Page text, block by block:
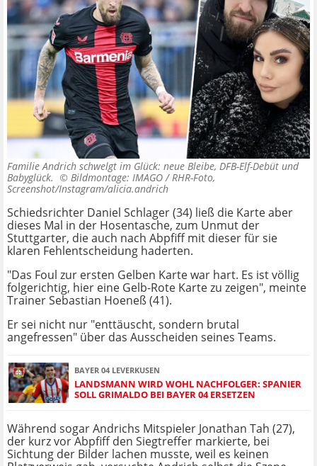
Familie Andrich schwelgt im Glück: neue Bleibe, DFB-Elf-Debüt und
Babyglück. © Bildmontage: IMAGO / RHR-Foto,
Screenshot/Instagram/alicia.andrich
Schiedsrichter Daniel Schlager (34) ließ die Karte aber
dieses Mal in der Hosentasche, zum Unmut der
Stuttgarter, die auch nach Abpfiff mit dieser für sie
klaren Fehlentscheidung haderten.
"Das Foul zur ersten Gelben Karte war hart. Es ist völlig
folgerichtig, hier eine Gelb-Rote Karte zu zeigen", meinte
Trainer Sebastian Hoeneß (41).
Er sei nicht nur "enttäuscht, sondern brutal
angefressen" über das Ausscheiden seines Teams.
BAYER 04 LEVERKUSEN
LANDSMANN WIRD WOHL NACHFOLGER: SPANIER
SOLL GRIMALDO BEI BAYER 04 ERSETZEN
Während sogar Andrichs Mitspieler Jonathan Tah (27),
der kurz vor Abpfiff den Siegtreffer markierte, bei
Sichtung der Bilder lachen musste, weil es keinen